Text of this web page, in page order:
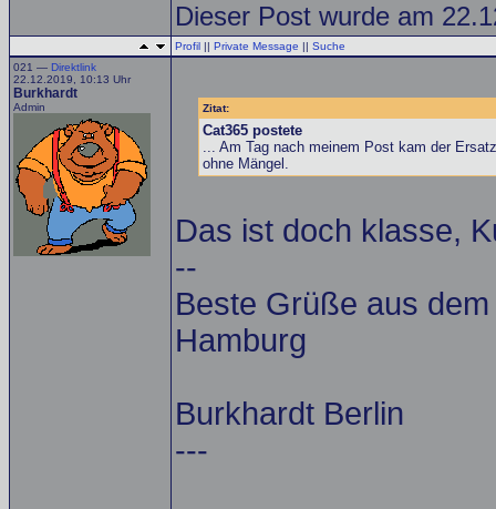
Dieser Post wurde am
Profil || Private Message || Suche
021 — Direktlink
22.12.2019, 10:13 Uhr
Burkhardt
Admin Zitat:
Cat365 postete
... Am Tag nach meinem Post kam der
ohne Mängel.
Das ist doch klasse,
--
Beste Grüße aus
Hamburg
Burkhardt Berlin
---